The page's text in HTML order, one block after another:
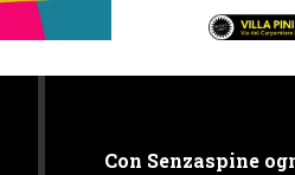
Con Senzaspine